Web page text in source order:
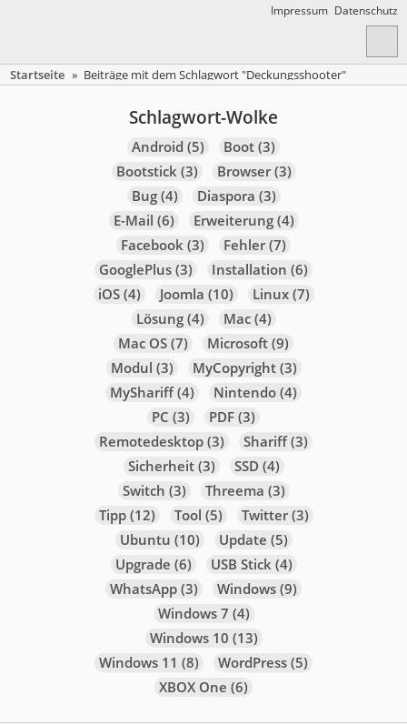
Impressum Datenschutz
Startseite » Beiträge mit dem Schlagwort "Deckungsshooter"
Schlagwort-Wolke
Android (5) Boot(3)
Bootstick(3) Browser(3)
Bug(4) Diaspora (3)
E-Mail (6) Erweiterung(4)
Facebook(3) Fehler(7)
GooglePlus(3) Installation (6)
iOS(4) Joomla (10) Linux(7)
Lösung(4) Mac(4)
Mac OS(7) Microsoft(9)
Modul (3) MyCopyright(3)
MyShariff(4) Nintendo(4)
PC (3) PDF(3)
Remotedesktop(3) Shariff(3)
Sicherheit(3) SSD (4)
Switch (3) Threema (3)
Tipp(12) Tool (5) Twitter(3)
Ubuntu (10) Update (5)
Upgrade (6) USB Stick(4)
WhatsApp(3) Windows(9)
Windows 7 (4)
Windows 10 (13)
Windows 11 (8) WordPress(5)
XBOX One (6)